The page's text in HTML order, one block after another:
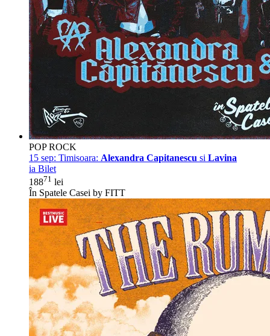
POP ROCK
15 sep: Timisoara: Alexandra Capitanescu si Lavina
ia Bilet
18871 lei
În Spatele Casei by FITT